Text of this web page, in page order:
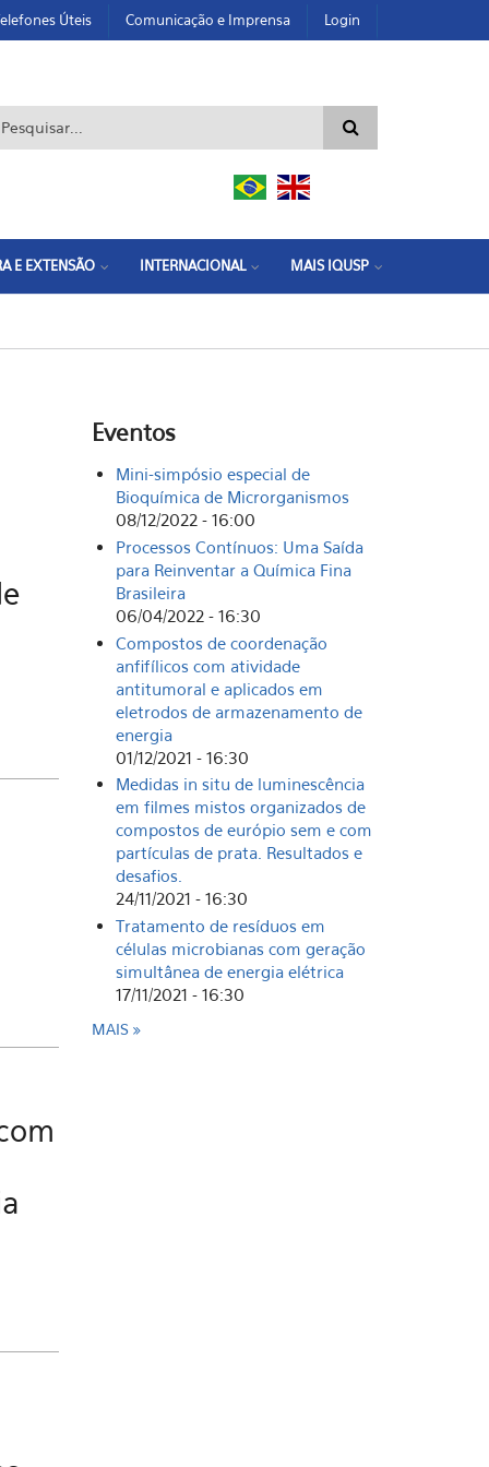
Úteis Comunicação e Imprensa Login
de busca
E EXTENSÃO INTERNACIONAL MAIS IQUSP
Eventos
Mini-simpósio especial de
Bioquímica de Microrganismos
08/12/2022 - 16:00
Processos Contínuos: Uma Saída
para Reinventar a Química Fina
Brasileira
06/04/2022 - 16:30
Compostos de coordenação
anfifílicos com atividade
antitumoral e aplicados em
eletrodos de armazenamento de
energia
01/12/2021 - 16:30
Medidas in situ de luminescência
em filmes mistos organizados de
compostos de európio sem e com
partículas de prata. Resultados e
desafios.
24/11/2021 - 16:30
Tratamento de resíduos em
células microbianas com geração
simultânea de energia elétrica
17/11/2021 - 16:30
MAIS